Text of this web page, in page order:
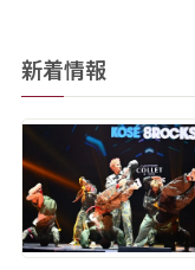
新着情報